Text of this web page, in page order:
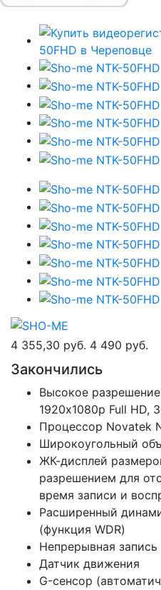
4 355,30 руб. 4 490 руб.
Закончились
Высокое
1920х1080р Full HD,
Процессор Novatek
Широкоугольный
ЖК-дисплей
разрешением для
время записи и
Расширенный
(функция WDR)
Непрерывная запись
Датчик движения
G-сенсор